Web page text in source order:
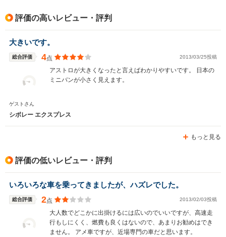
駆動方式 FR、4WD
評価の高いレビュー・評判
大きいです。
総合評価 4点 2013/03/25投稿
アストロが大きくなったと言えばわかりやすいです。 日本の
ミニバンが小さく見えます。
ゲストさん
シボレー エクスプレス
もっと見る
評価の低いレビュー・評判
いろいろな車を乗ってきましたが、ハズレでした。
総合評価 2点 2013/02/03投稿
大人数でどこかに出掛けるには広いのでいいですが、高速走
行もしにくく、燃費も良くはないので、あまりお勧めはでき
ません。 アメ車ですが、近場専門の車だと思います。